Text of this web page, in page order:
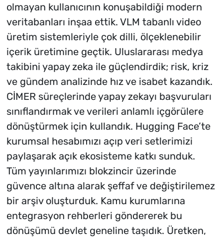
olmayan kullanıcının konuşabildiği modern
veritabanları inşaa ettik. VLM tabanlı video
üretim sistemleriyle çok dilli, ölçeklenebilir
içerik üretimine geçtik. Uluslararası medya
takibini yapay zeka ile güçlendirdik; risk, kriz
ve gündem analizinde hız ve isabet kazandık.
CİMER süreçlerinde yapay zekayı başvuruları
sınıflandırmak ve verileri anlamlı içgörülere
dönüştürmek için kullandık. Hugging Face’te
kurumsal hesabımızı açıp veri setlerimizi
paylaşarak açık ekosisteme katkı sunduk.
Tüm yayınlarımızı blokzincir üzerinde
güvence altına alarak şeffaf ve değiştirilemez
bir arşiv oluşturduk. Kamu kurumlarına
entegrasyon rehberleri göndererek bu
dönüşümü devlet geneline taşıdık. Üretken,